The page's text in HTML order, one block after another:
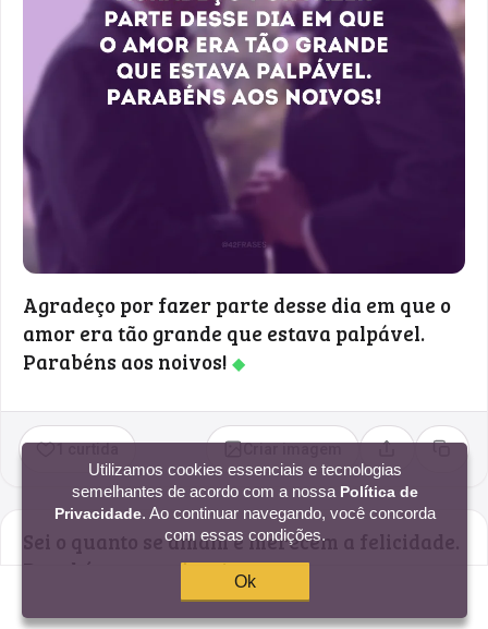
Agradeço por fazer parte desse dia em que o
amor era tão grande que estava palpável.
Parabéns aos noivos! ◆
Compartilhar
Copiar
Sei o quanto se amam e merecem a felicidade.
Parabéns aos noivos!◆
Utilizamos cookies essenciais e tecnologias
semelhantes de acordo com a nossa Política de
Privacidade. Ao continuar navegando, você concorda
com essas condições.
Ok